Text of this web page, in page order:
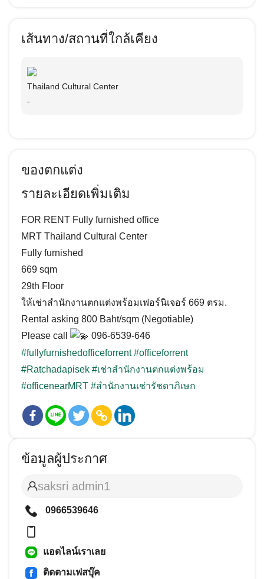
เส้นทาง/สถานที่ใกล้เคียง
Thailand Cultural Center
-
ของตกแต่ง
รายละเอียดเพิ่มเติม
FOR RENT Fully furnished office
MRT Thailand Cultural Center
Fully furnished
669 sqm
29th Floor
ให้เช่าสำนักงานตกแต่งพร้อมเฟอร์นิเจอร์ 669 ตรม.
Rental asking 800 Baht/sqm (Negotiable)
Please call
096-6539-646
#fullyfurnishedofficeforrent #officeforrent
#Ratchadapisek #เช่าสำนักงานตกแต่งพร้อม
#officenearMRT #สำนักงานเช่ารัชดาภิเษก
ข้อมูลผู้ประกาศ
saksri admin1
0966539646
แอดไลน์เราเลย
ติดตามเฟสบุ๊ค